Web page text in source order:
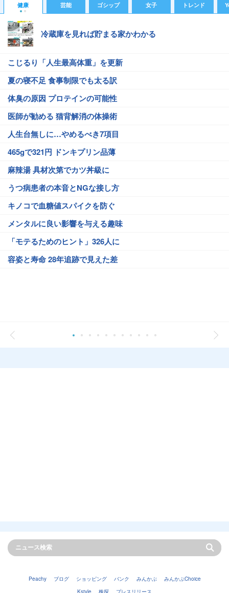
健康 芸能 ゴシップ 女子 トレンド
冷蔵庫を見れば貯まる家かわかる
こじるり「人生最高体重」を更新
夏の寝不足 食事制限でも太る訳
体臭の原因 プロテインの可能性
医師が勧める 猫背解消の体操術
人生台無しに…やめるべき7項目
465gで321円 ドンキプリン品薄
麻辣湯 具材次第でカツ丼級に
うつ病患者の本音とNGな接し方
キノコで血糖値スパイクを防ぐ
メンタルに良い影響を与える趣味
「モテるためのヒント」326人に
容姿と寿命 28年追跡で見えた差
Peachy ブログ ショッピング バンク みんかぶ
みんかぶChoice
Kstyle
株探 プレスリリース